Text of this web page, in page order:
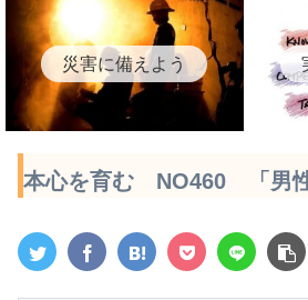
災害に備えよう
本心を育む NO460 「男性